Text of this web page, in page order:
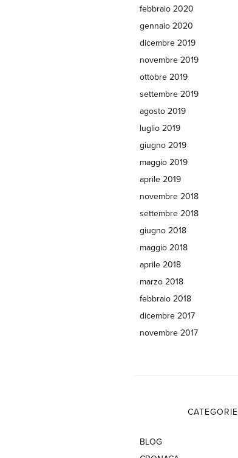
febbraio 2020
gennaio 2020
dicembre 2019
novembre 2019
ottobre 2019
settembre 2019
agosto 2019
luglio 2019
giugno 2019
maggio 2019
aprile 2019
novembre 2018
settembre 2018
giugno 2018
maggio 2018
aprile 2018
marzo 2018
febbraio 2018
dicembre 2017
novembre 2017
CATEGORIE
BLOG